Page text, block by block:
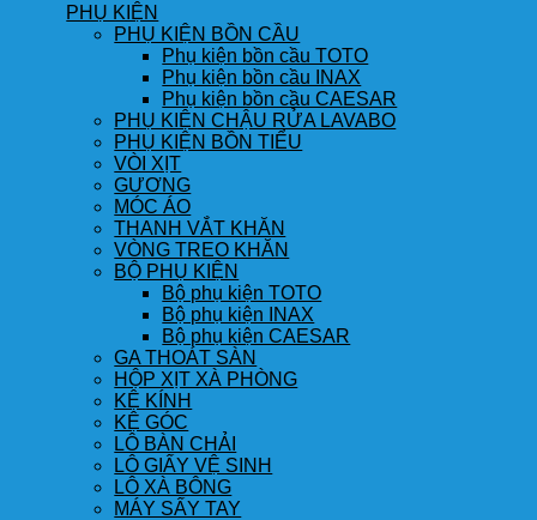
PHỤ KIỆN
PHỤ KIỆN BỒN CẦU
Phụ kiện bồn cầu TOTO
Phụ kiện bồn cầu INAX
Phụ kiện bồn cầu CAESAR
PHỤ KIỆN CHẬU RỬA LAVABO
PHỤ KIỆN BỒN TIỂU
VÒI XỊT
GƯƠNG
MÓC ÁO
THANH VẮT KHĂN
VÒNG TREO KHĂN
BỘ PHỤ KIỆN
Bộ phụ kiện TOTO
Bộ phụ kiện INAX
Bộ phụ kiện CAESAR
GA THOÁT SÀN
HỘP XỊT XÀ PHÒNG
KỆ KÍNH
KỆ GÓC
LÔ BÀN CHẢI
LÔ GIẤY VỆ SINH
LÔ XÀ BÔNG
MÁY SẤY TAY